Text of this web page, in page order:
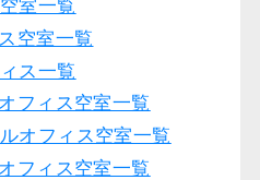
室一覧
空室一覧
ス一覧
フィス空室一覧
オフィス空室一覧
フィス空室一覧